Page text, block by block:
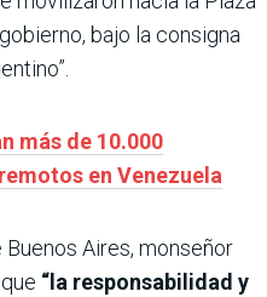
bajo la consigna
más de 10.000
en Venezuela
Aires, monseñor
“la responsabilidad y